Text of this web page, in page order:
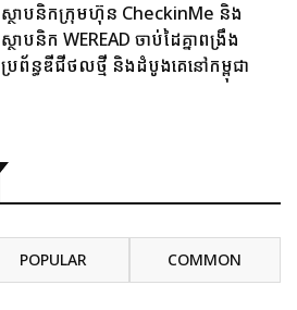
ស្ថាបនិកក្រុមហ៊ុន CheckinMe និង
ស្ថាបនិក WEREAD ចាប់ដៃគ្នាពង្រឹង
ប្រព័ន្ធឌីជីថលថ្មី និងដំបូងគេនៅកម្ពុជា
POPULAR COMMON